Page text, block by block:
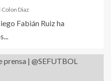
Diaz
Fabián Ruiz ha